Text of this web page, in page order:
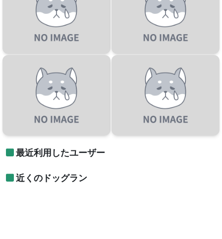
最近利用したユーザー
近くのドッグラン